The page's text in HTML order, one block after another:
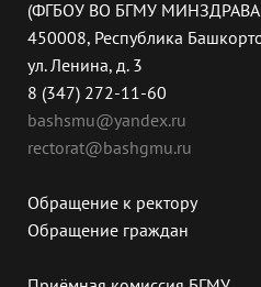
(ФГБОУ ВО БГМУ
450008, Республика
ул. Ленина, д. 3
8 (347) 272-11-60
bashsmu@yandex.ru
rectorat@bashgmu.ru
Обращение к ректору
Обращение граждан